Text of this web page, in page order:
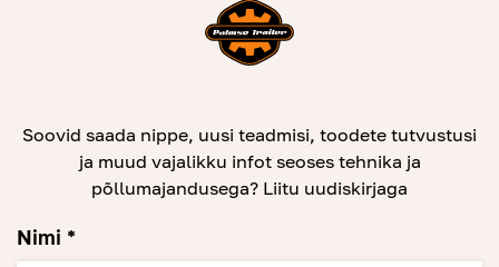
Soovid saada nippe, uusi teadmisi, toodete tutvustusi
ja muud vajalikku infot seoses tehnika ja
põllumajandusega? Liitu uudiskirjaga
Nimi *